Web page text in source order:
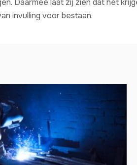
Daarmee laat zij zien dat het
invulling voor bestaan.